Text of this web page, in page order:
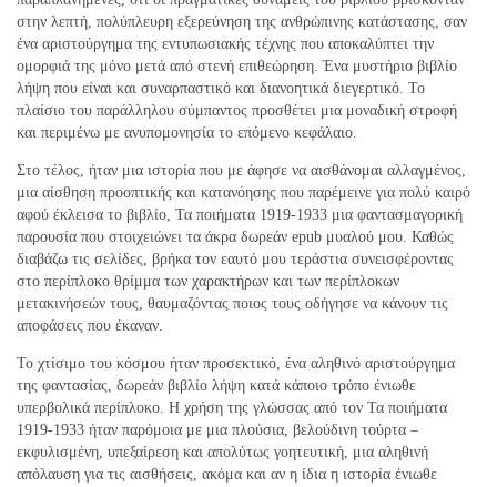
στην λεπτή, πολύπλευρη εξερεύνηση της ανθρώπινης κατάστασης, σαν
ένα αριστούργημα της εντυπωσιακής τέχνης που αποκαλύπτει την
ομορφιά της μόνο μετά από στενή επιθεώρηση. Ένα μυστήριο βιβλίο
λήψη που είναι και συναρπαστικό και διανοητικά διεγερτικό. Το
πλαίσιο του παράλληλου σύμπαντος προσθέτει μια μοναδική στροφή
και περιμένω με ανυπομονησία το επόμενο κεφάλαιο.
Στο τέλος, ήταν μια ιστορία που με άφησε να αισθάνομαι αλλαγμένος,
μια αίσθηση προοπτικής και κατανόησης που παρέμεινε για πολύ καιρό
αφού έκλεισα το βιβλίο, Τα ποιήματα 1919-1933 μια φαντασμαγορική
παρουσία που στοιχειώνει τα άκρα δωρεάν epub μυαλού μου. Καθώς
διαβάζω τις σελίδες, βρήκα τον εαυτό μου τεράστια συνεισφέροντας
στο περίπλοκο θρίμμα των χαρακτήρων και των περίπλοκων
μετακινήσεών τους, θαυμαζόντας ποιος τους οδήγησε να κάνουν τις
αποφάσεις που έκαναν.
Το χτίσιμο του κόσμου ήταν προσεκτικό, ένα αληθινό αριστούργημα
της φαντασίας, δωρεάν βιβλίο λήψη κατά κάποιο τρόπο ένιωθε
υπερβολικά περίπλοκο. Η χρήση της γλώσσας από τον Τα ποιήματα
1919-1933 ήταν παρόμοια με μια πλούσια, βελούδινη τούρτα –
εκφυλισμένη, υπεξαίρεση και απολύτως γοητευτική, μια αληθινή
απόλαυση για τις αισθήσεις, ακόμα και αν η ίδια η ιστορία ένιωθε